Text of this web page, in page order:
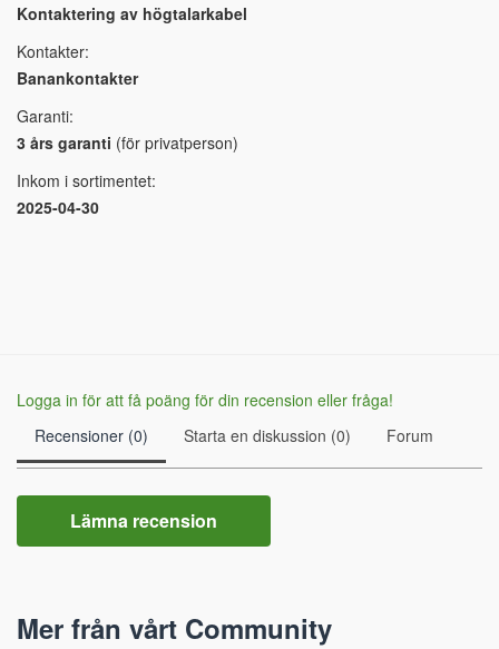
Kontaktering av högtalarkabel
Kontakter:
Banankontakter
Garanti:
3 års garanti (för privatperson)
Inkom i sortimentet:
2025-04-30
Logga in för att få poäng för din recension eller fråga!
Recensioner (0)
Starta en diskussion (0) Forum
Lämna recension
Mer från vårt Community